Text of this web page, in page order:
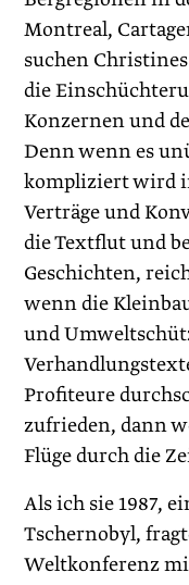
Montreal,
suchen
die
Konzernen und
Denn wenn es
kompliziert wird
Verträge und
die Textflut und
Geschichten,
wenn die
und
Profiteure
zufrieden, dann
Flüge durch die
Als ich sie 1987,
Tschernobyl,
Weltkonferenz